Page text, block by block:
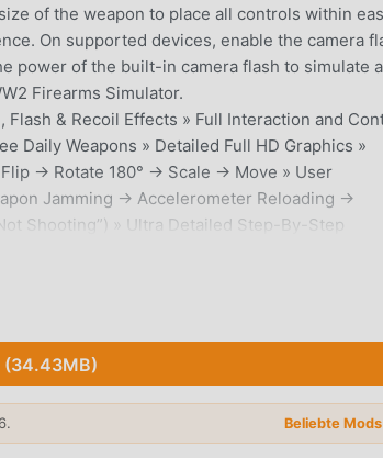
of the weapon to place all controls within
On supported devices, enable the camera
power of the built-in camera flash to simulate
Firearms Simulator.
Flash & Recoil Effects » Full Interaction and
Daily Weapons » Detailed Full HD Graphics »
→ Rotate 180° → Scale → Move » User
Jamming → Accelerometer Reloading →
Shooting”) » Ultra Detailed Step-By-Step
& Camera Flash Support » Social Media
M1A1M1 CARBINESTG 44M1918A2
Zeit viele Fans auf der ganzen Welt
(34.43MB)
Beliebte